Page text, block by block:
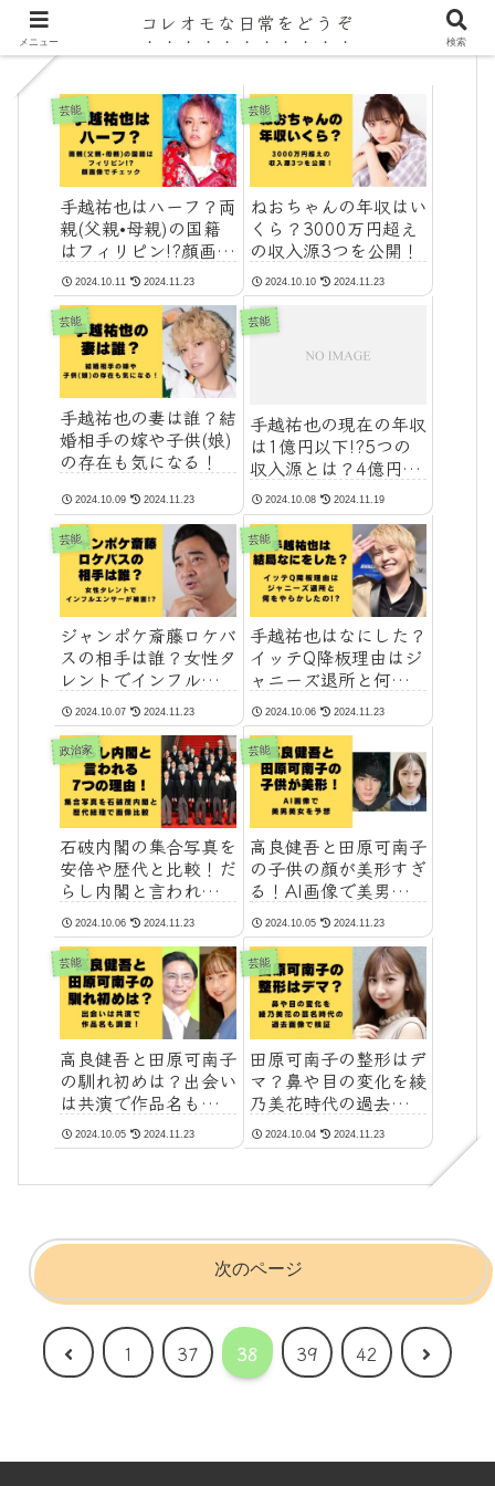
芸能
手越祐也はハーフ？両
親(父親•母親)の国籍
はフィリピン!?顔画像
でチェック
2024.10.11 2024.11.23
芸能
ねおちゃんの年収はい
くら？3000万円超え
の収入源3つを公開！
2024.10.10 2024.11.23
芸能
手越祐也の妻は誰？結
婚相手の嫁や子供(娘)
の存在も気になる！
2024.10.09 2024.11.23
芸能
手越祐也の現在の年収
は1億円以下!?5つの
収入源とは？4億円か
ら激減の理由も
2024.10.08 2024.11.19
芸能
ジャンポケ斎藤ロケバ
スの相手は誰？女性タ
レントでインフルエン
サーが被害!?
2024.10.07 2024.11.23
芸能
手越祐也はなにした？
イッテQ降板理由はジ
ャニーズ退所と何をや
らかしたの!?
2024.10.06 2024.11.23
政治家
石破内閣の集合写真を
安倍や歴代と比較！だ
らし内閣と言われる7
つの理由も
2024.10.06 2024.11.23
芸能
高良健吾と田原可南子
の子供の顔が美形すぎ
る！AI画像で美男美女
を予想
2024.10.05 2024.11.23
芸能
高良健吾と田原可南子
の馴れ初めは？出会い
は共演で作品名も調
査！
2024.10.05 2024.11.23
芸能
田原可南子の整形はデ
マ？鼻や目の変化を綾
乃美花時代の過去画像
で検証
2024.10.04 2024.11.23
次のページ
前
1 37 38 39 42
次
メニュー
コレオモな日常をどうぞ
検索